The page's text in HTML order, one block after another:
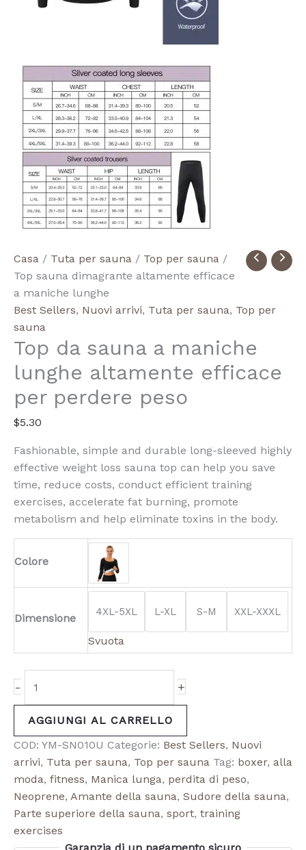
Casa / Tuta per sauna / Top per sauna /
Top sauna dimagrante altamente efficace
a maniche lunghe
Best Sellers, Nuovi arrivi, Tuta per sauna, Top per
sauna
Top da sauna a maniche
lunghe altamente efficace
per perdere peso
$5.30
Fashionable, simple and durable long-sleeved highly
effective weight loss sauna top can help you save
time, reduce costs, conduct efficient training
exercises, accelerate fat burning, promote
metabolism and help eliminate toxins in the body.
Colore
Dimensione
4XL-5XL L-XL S-M XXL-XXXL
Svuota
-
Quantità
Long
Sleeve
Highly
Effective
Weight
Loss
Sauna
Top
+
AGGIUNGI AL CARRELLO
COD: YM-SN010U Categorie: Best Sellers, Nuovi
arrivi, Tuta per sauna, Top per sauna Tag: boxer, alla
moda, fitness, Manica lunga, perdita di peso,
Neoprene, Amante della sauna, Sudore della sauna,
Parte superiore della sauna, sport, training
exercises